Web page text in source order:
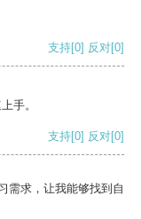
支持[0] 反对[0]
手。
支持[0] 反对[0]
需求，让我能够找到自